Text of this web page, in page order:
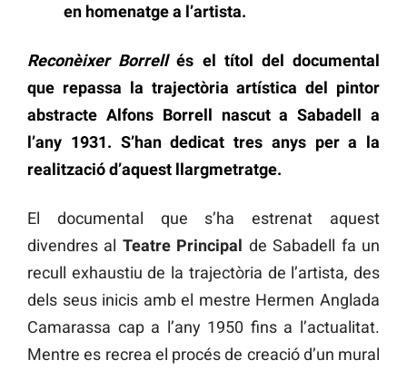
en homenatge a l’artista.
Reconèixer Borrellés el títol del documental
que repassa la trajectòria artística del pintor
abstracte Alfons Borrell nascut a Sabadell a
l’any 1931. S’han dedicat tres anys per a la
realització d’aquest llargmetratge.
El documental que s’ha estrenat aquest
divendres al Teatre Principal de Sabadell fa un
recull exhaustiu de la trajectòria de l’artista, des
dels seus inicis amb el mestre Hermen Anglada
Camarassa cap a l’any 1950 fins a l’actualitat.
Mentre es recrea el procés de creació d’un mural